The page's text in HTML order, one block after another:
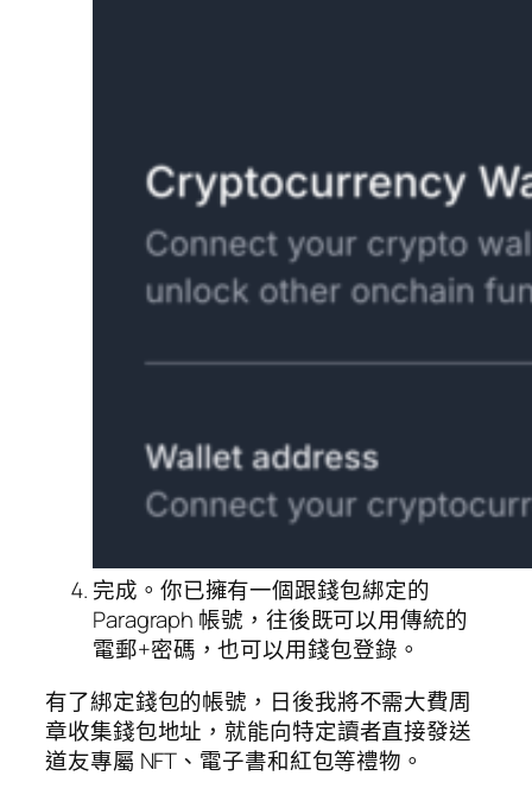
完成。你已擁有一個跟錢包綁定的
Paragraph 帳號，往後既可以用傳統的
電郵+密碼，也可以用錢包登錄。
有了綁定錢包的帳號，日後我將不需大費周
章收集錢包地址，就能向特定讀者直接發送
道友專屬 NFT、電子書和紅包等禮物。